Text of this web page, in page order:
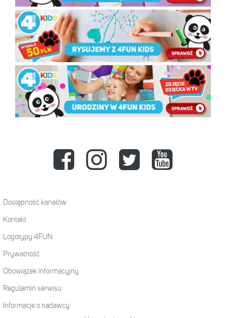
Dostępność kanałów
Kontakt
Logotypy 4FUN
Prywatność
Obowiązek informacyjny
Regulamin serwisu
Informacje o nadawcy